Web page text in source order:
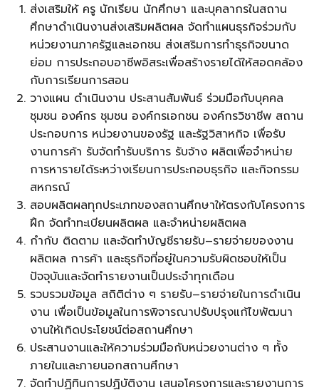
ส่งเสริมให้ ครู นักเรียน นักศึกษา และบุคลากรในสถาน
ศึกษาดำเนินงานส่งเสริมผลิตผล จัดทำแผนธุรกิจร่วมกับ
หน่วยงานภาครัฐและเอกชน ส่งเสริมการทำธุรกิจขนาด
ย่อม การประกอบอาชีพอิสระเพื่อสร้างรายได้ให้สอดคล้อง
กับการเรียนการสอน
วางแผน ดำเนินงาน ประสานสัมพันธ์ ร่วมมือกับบุคคล
ชุมชน องค์กร ชุมชน องค์กรเอกชน องค์กรวิชาชีพ สถาน
ประกอบการ หน่วยงานของรัฐ และรัฐวิสาหกิจ เพื่อรับ
งานการค้า รับจัดทำรับบริการ รับจ้าง ผลิตเพื่อจำหน่าย
การหารายได้ระหว่างเรียนการประกอบธุรกิจ และกิจกรรม
สหกรณ์
สอบผลิตผลทุกประเภทของสถานศึกษาให้ตรงกับโครงการ
ฝึก จัดทำทะเบียนผลิตผล และจำหน่ายผลิตผล
กำกับ ติดตาม และจัดทำบัญชีรายรับ–รายจ่ายของงาน
ผลิตผล การค้า และธุรกิจที่อยู่ในความรับผิดชอบให้เป็น
ปัจจุบันและจัดทำรายงานเป็นประจำทุกเดือน
รวบรวมข้อมูล สถิติต่าง ๆ รายรับ–รายจ่ายในการดำเนิน
งาน เพื่อเป็นข้อมูลในการพิจารณาปรับปรุงแก้ไขพัฒนา
งานให้เกิดประโยชน์ต่อสถานศึกษา
ประสานงานและให้ความร่วมมือกับหน่วยงานต่าง ๆ ทั้ง
ภายในและภายนอกสถานศึกษา
จัดทำปฏิทินการปฏิบัติงาน เสนอโครงการและรายงานการ